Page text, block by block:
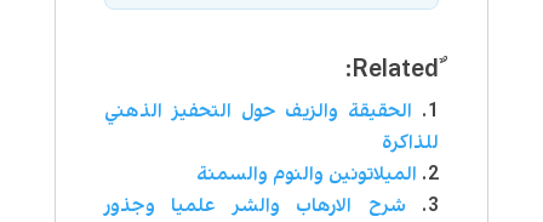
ٌRelated:
الحقيقة والزيف حول التحفيز الذهني
للذاكرة
الميلاتونين والنوم والسمنة
شرح الارهاب والشر علميا وجذور